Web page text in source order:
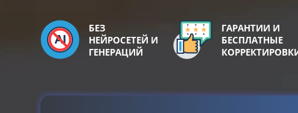
БЕЗ
НЕЙРОСЕТЕЙ И
ГЕНЕРАЦИЙ
ГАРАНТИИ И
БЕСПЛАТНЫЕ